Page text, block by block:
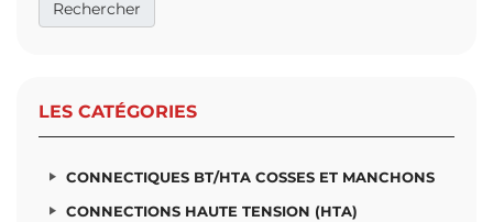
LES CATÉGORIES
CONNECTIQUES BT/HTA COSSES ET MANCHONS
CONNECTIONS HAUTE TENSION (HTA)